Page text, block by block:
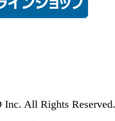
All Rights Reserved.